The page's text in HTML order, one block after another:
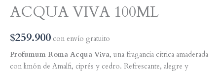
ACQUA VIVA 100ML
$259.900 con envío gratuito
Profumum Roma Acqua Viva, una fragancia cítrica amaderada
con limón de Amalfi, ciprés y cedro. Refrescante, alegre y